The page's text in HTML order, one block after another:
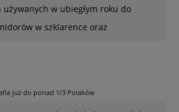
w ubiegłym roku do
w szklarence oraz
już do ponad 1/3 Polaków